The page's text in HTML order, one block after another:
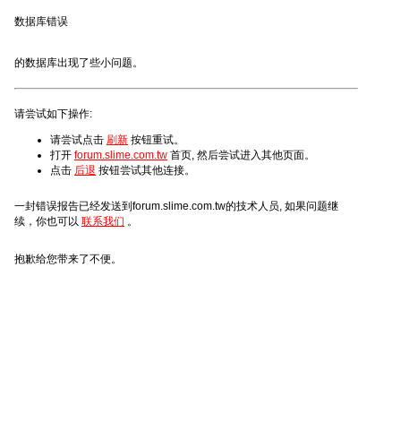
数据库错误
的数据库出现了些小问题。
请尝试如下操作:
请尝试点击 刷新 按钮重试。
打开 forum.slime.com.tw 首页, 然后尝试进入其他页面。
点击 后退 按钮尝试其他连接。
一封错误报告已经发送到forum.slime.com.tw的技术人员, 如果问题继
续，你也可以 联系我们 。
抱歉给您带来了不便。